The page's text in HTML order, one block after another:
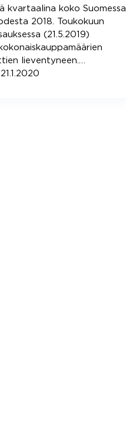
kvartaalina koko Suomessa
2018. Toukokuun
(21.5.2019)
lieventyneen.…
21.1.2020